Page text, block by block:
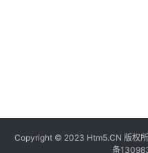
Copyright © 2023 Htm5.CN 版权
备